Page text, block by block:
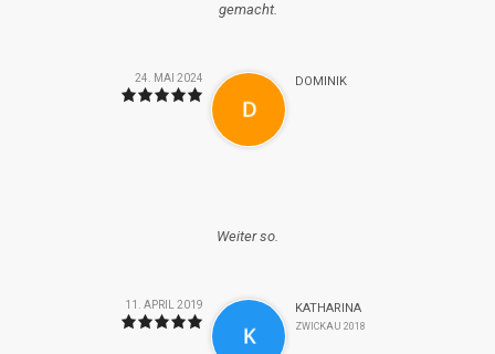
gemacht.
DOMINIK
24. MAI 2024
Weiter so.
KATHARINA
ZWICKAU 2018
11. APRIL 2019